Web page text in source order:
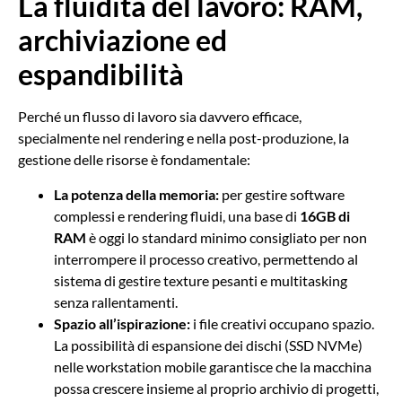
archiviazione ed
espandibilità
Perché un flusso di lavoro sia davvero efficace,
specialmente nel rendering e nella post-produzione, la
gestione delle risorse è fondamentale:
La potenza della memoria: per gestire software
complessi e rendering fluidi, una base di 16GB di
RAM è oggi lo standard minimo consigliato per non
interrompere il processo creativo, permettendo al
sistema di gestire texture pesanti e multitasking
senza rallentamenti.
Spazio all’ispirazione: i file creativi occupano spazio.
La possibilità di espansione dei dischi (SSD NVMe)
nelle workstation mobile garantisce che la macchina
possa crescere insieme al proprio archivio di progetti,